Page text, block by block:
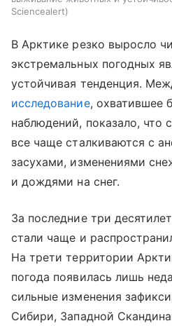
Sciencealert
В Арктике резко выросло
экстремальных погодных
устойчивая тенденция.
исследование, охватившее
наблюдений, показало, что
все чаще сталкиваются с
засухами, изменениями
и дождями на снег.
За последние три
стали чаще и
На трети территории
погода появилась лишь
сильные изменения
Сибири, Западной